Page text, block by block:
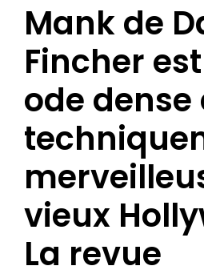
Mank de
Fincher
ode dense
vieux
La revue